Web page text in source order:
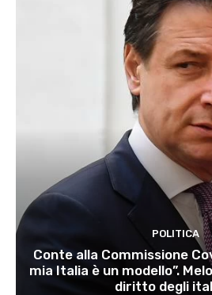
POLITICA
Conte alla Commissione
mia Italia è un modello”.
diritto degli